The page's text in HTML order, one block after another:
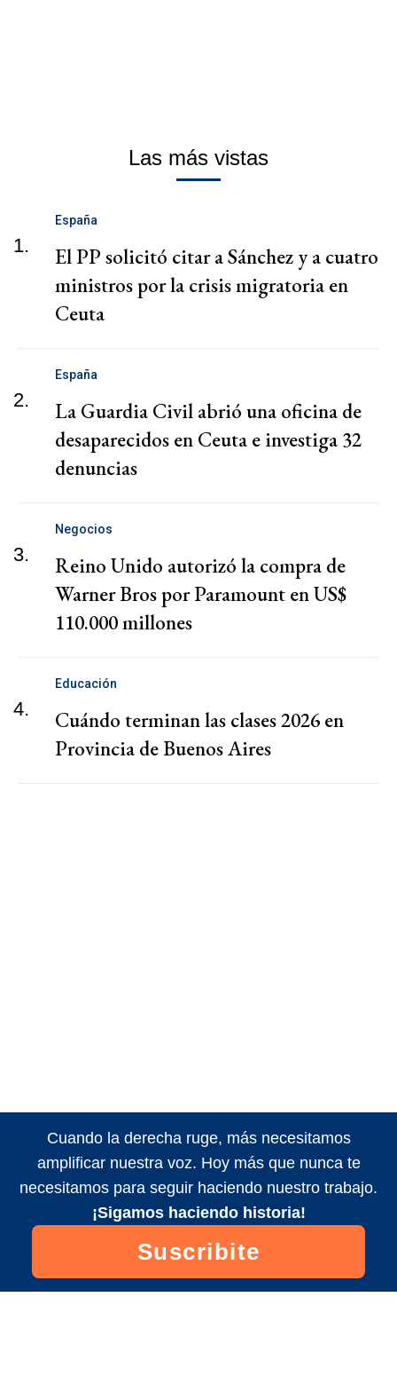
Las más vistas
1.
España
El PP solicitó citar a Sánchez y a cuatro
ministros por la crisis migratoria en
Ceuta
2.
España
La Guardia Civil abrió una oficina de
desaparecidos en Ceuta e investiga 32
denuncias
3.
Negocios
Reino Unido autorizó la compra de
Warner Bros por Paramount en US$
110.000 millones
4.
Educación
Cuándo terminan las clases 2026 en
Provincia de Buenos Aires
Cuando la derecha ruge, más necesitamos
amplificar nuestra voz. Hoy más que nunca te
necesitamos para seguir haciendo nuestro trabajo.
¡Sigamos haciendo historia!
Suscribite